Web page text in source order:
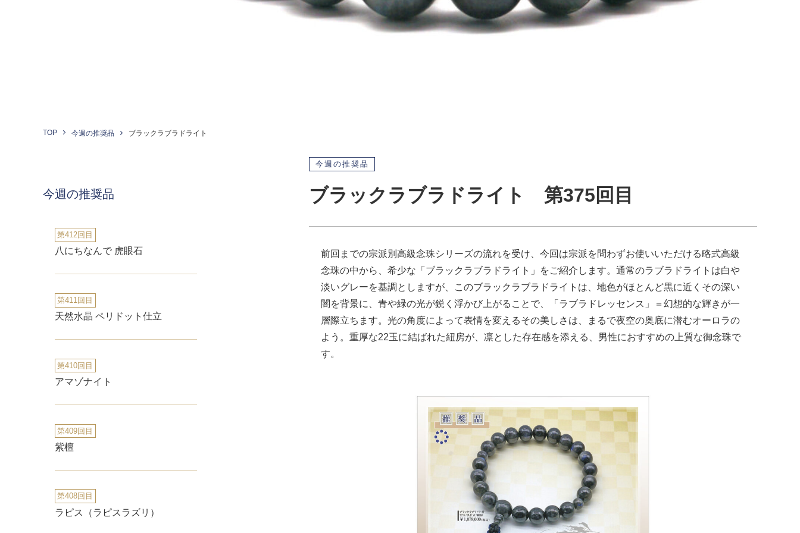
TOP 今週の推奨品 ブラックラブラドライト
今週の推奨品
ブラックラブラドライト 第375回目
前回までの宗派別高級念珠シリーズの流れを受け、今回は宗派を問わずお使いいただける略式高級
念珠の中から、希少な「ブラックラブラドライト」をご紹介します。通常のラブラドライトは白や
淡いグレーを基調としますが、このブラックラブラドライトは、地色がほとんど黒に近くその深い
闇を背景に、青や緑の光が鋭く浮かび上がることで、「ラブラドレッセンス」＝幻想的な輝きが一
層際立ちます。光の角度によって表情を変えるその美しさは、まるで夜空の奥底に潜むオーロラの
よう。重厚な22玉に結ばれた紐房が、凛とした存在感を添える、男性におすすめの上質な御念珠で
す。
今週の推奨品
第412回目
八にちなんで 虎眼石
第411回目
天然水晶 ペリドット仕立
第410回目
アマゾナイト
第409回目
紫檀
第408回目
ラピス（ラピスラズリ）